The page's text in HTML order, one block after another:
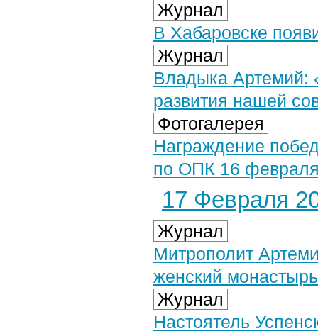
Журнал
В Хабаровске
Журнал
Владыка Артемий:
развития нашей
Фотогалерея
Награждение
по ОПК 16 февраля
17 Февраля
Журнал
Митрополит
женский монастырь
Журнал
Настоятель